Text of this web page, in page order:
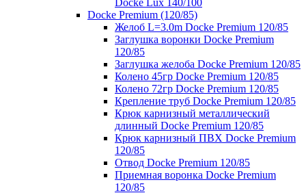
Docke Lux 140/100
Docke Premium (120/85)
Желоб L=3.0m Docke Premium 120/85
Заглушка воронки Docke Premium
120/85
Заглушка желоба Docke Premium 120/85
Колено 45гр Docke Premium 120/85
Колено 72гр Docke Premium 120/85
Крепление труб Docke Premium 120/85
Крюк карнизный металлический
длинный Docke Premium 120/85
Крюк карнизный ПВХ Docke Premium
120/85
Отвод Docke Premium 120/85
Приемная воронка Docke Premium
120/85